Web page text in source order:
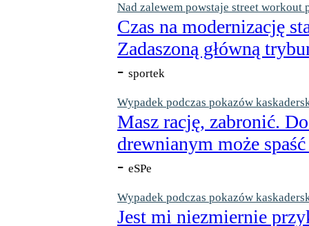
Nad zalewem powstaje street workout
Czas na modernizację
Zadaszoną główną
- sportek
Wypadek podczas pokazów
Masz rację, zabronić.
drewnianym może
- eSPe
Wypadek podczas pokazów
Jest mi niezmiernie